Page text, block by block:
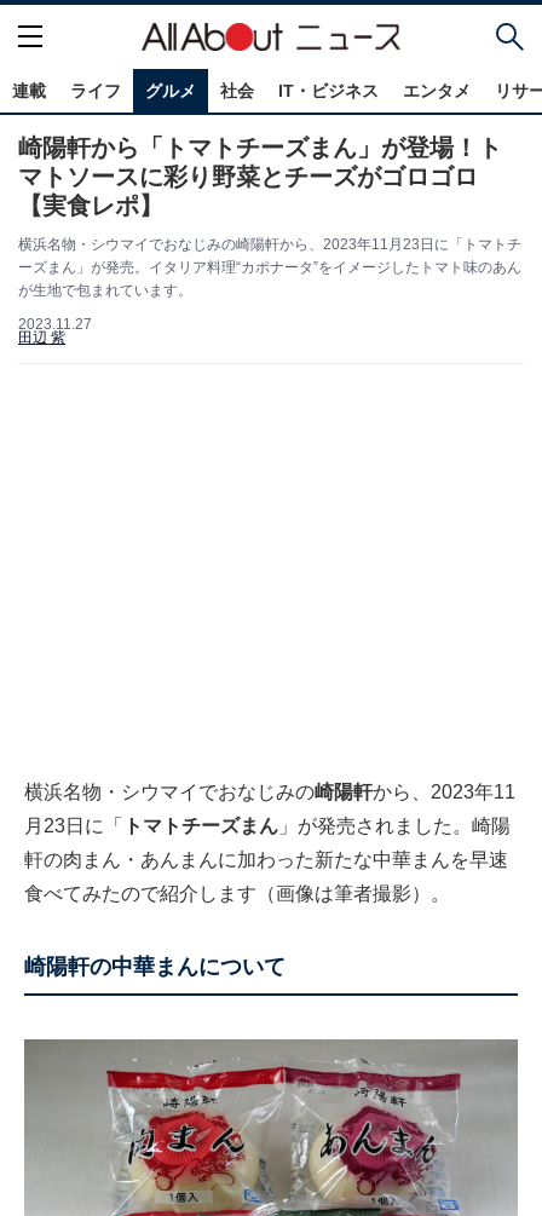
連載 ライフ グルメ 社会 IT・ビジネス エンタメ リサ
崎陽軒から「トマトチーズまん」が登場！ト
マトソースに彩り野菜とチーズがゴロゴロ
【実食レポ】
横浜名物・シウマイでおなじみの崎陽軒から、2023年11月23日に「トマトチ
ーズまん」が発売。イタリア料理“カポナータ”をイメージしたトマト味のあん
が生地で包まれています。
2023.11.27
田辺 紫
横浜名物・シウマイでおなじみの崎陽軒から、2023年11
月23日に「
トマトチーズまん 」が発売されました。崎陽
軒の肉まん・あんまんに加わった新たな中華まんを早速
食べてみたので紹介します（画像は筆者撮影）。
崎陽軒の中華まんについて